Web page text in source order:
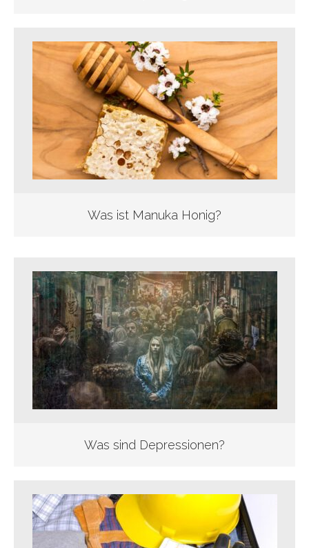
Was ist Manuka Honig?
Was sind Depressionen?